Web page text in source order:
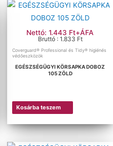
Szűrés
Nettó: 1.443 Ft+ÁFA
Bruttó : 1.833 Ft
Coverguard® Professional és Tidy® higiénés
védőeszközök
EGÉSZSÉGÜGYI KÖRSAPKA DOBOZ
105 ZÖLD
Kosárba teszem